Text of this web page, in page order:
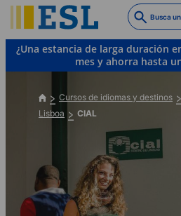
to
main
content
Busca
¿Una estancia de larga duración
mes y ahorra hasta
Cursos de idiomas y destinos
Lisboa
CIAL